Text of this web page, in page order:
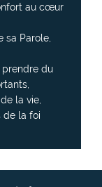
au cœur
sa Parole,
prendre du
la vie,
de la foi